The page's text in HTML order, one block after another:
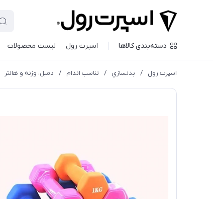
دسته‌بندی کالاها اسپرت رول لیست محصولات
اسپرت رول / بدنسازي / تناسب اندام / دمبل، وزنه و هالتر